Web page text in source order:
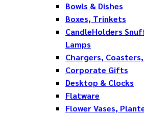
Bowls & Dishes
Boxes, Trinkets
CandleHolders
Lamps
Chargers,
Corporate Gifts
Desktop & Clocks
Flatware
Flower Vases,